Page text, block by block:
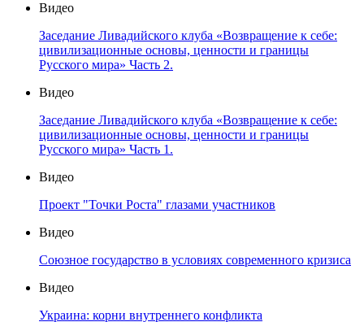
Видео
Заседание Ливадийского клуба «Возвращение к себе:
цивилизационные основы, ценности и границы
Русского мира» Часть 2.
Видео
Заседание Ливадийского клуба «Возвращение к себе:
цивилизационные основы, ценности и границы
Русского мира» Часть 1.
Видео
Проект "Точки Роста" глазами участников
Видео
Союзное государство в условиях современного кризиса
Видео
Украина: корни внутреннего конфликта